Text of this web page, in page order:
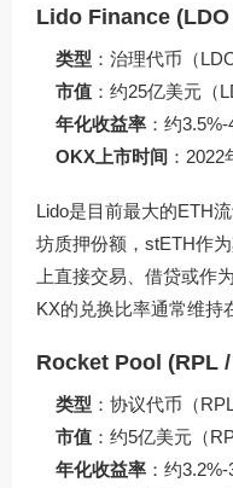
Lido Finance (LDO
类型 ：治理代币（
市值 ：约25亿美元（
年化收益率 ：约
OKX上市时间 ：2022
Lido是目前最大的ETH
坊质押份额，stETH作
上直接交易、借贷或作
KX的兑换比率通常维持
Rocket Pool (RPL
类型 ：协议代币（
市值 ：约5亿美元（
年化收益率 ：约